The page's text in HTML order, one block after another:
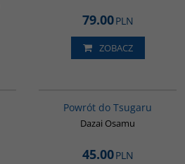
79.00PLN
ZOBACZ
Powrót do Tsugaru
Dazai Osamu
45.00PLN